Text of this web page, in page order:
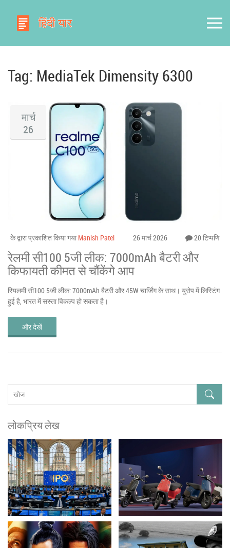
Tag: MediaTek Dimensity 6300
मार्च
26
के द्वारा प्रकाशित किया गया Manish Patel 26 मार्च 2026 20 टिप्पणि
रेलमी सी100 5जी लीक: 7000mAh बैटरी और
किफायती कीमत से चौंकेंगे आप
रियलमी सी100 5जी लीक: 7000mAh बैटरी और 45W चार्जिंग के साथ। युरोप में लिस्टिंग
हुई है, भारत में सस्ता विकल्प हो सकता है।
और देखें
लोकप्रिय लेख